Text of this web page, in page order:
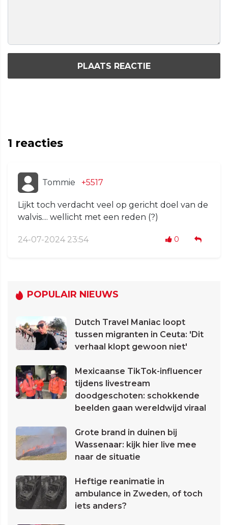
PLAATS REACTIE
1 reacties
Tommie +5517
Lijkt toch verdacht veel op gericht doel van de
walvis.... wellicht met een reden (?)
24-07-2024 23:54 0
POPULAIR NIEUWS
Dutch Travel Maniac loopt
tussen migranten in Ceuta: 'Dit
verhaal klopt gewoon niet'
Mexicaanse TikTok-influencer
tijdens livestream
doodgeschoten: schokkende
beelden gaan wereldwijd viraal
Grote brand in duinen bij
Wassenaar: kijk hier live mee
naar de situatie
Heftige reanimatie in
ambulance in Zweden, of toch
iets anders?